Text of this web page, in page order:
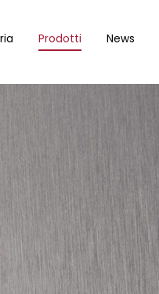
Prodotti News